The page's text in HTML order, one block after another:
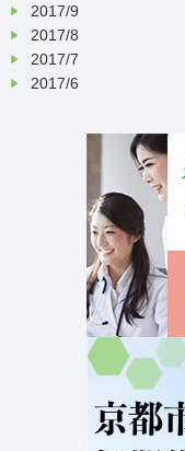
2017/9
2017/8
2017/7
2017/6